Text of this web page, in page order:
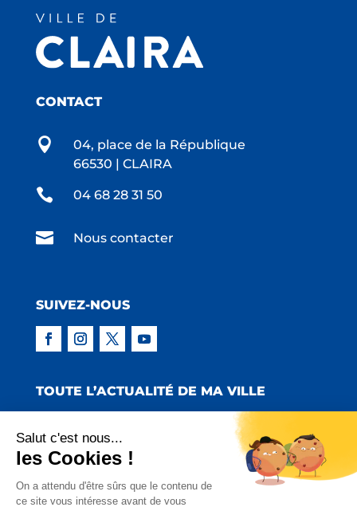
CONTACT

04, place de la République
66530 | CLAIRA
 04 68 28 31 50
 Nous contacter
SUIVEZ-NOUS
TOUTE L’ACTUALITÉ DE MA VILLE
Copyright © 2022 Mairie de Claira | Réalisation
:Emmaluc Communication
Salut c'est nous...
les Cookies !
On a attendu d'être sûrs que le contenu de
ce site vous intéresse avant de vous